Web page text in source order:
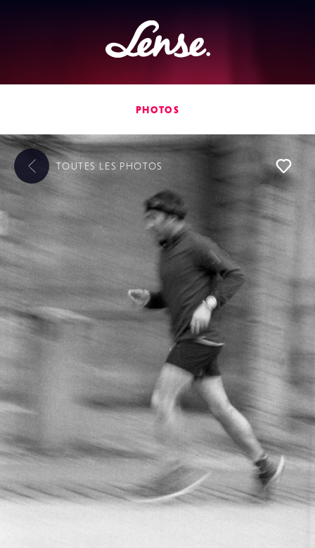
Lense
PHOTOS
TOUTES LES PHOTOS